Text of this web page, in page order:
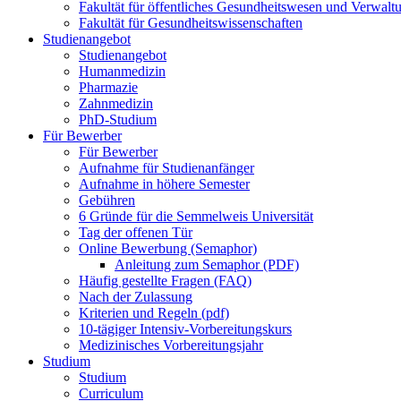
Fakultät für öffentliches Gesundheitswesen und
Fakultät für Gesundheitswissenschaften
Studienangebot
Studienangebot
Humanmedizin
Pharmazie
Zahnmedizin
PhD-Studium
Für Bewerber
Für Bewerber
Aufnahme für Studienanfänger
Aufnahme in höhere Semester
Gebühren
6 Gründe für die Semmelweis Universität
Tag der offenen Tür
Online Bewerbung (Semaphor)
Anleitung zum Semaphor (PDF)
Häufig gestellte Fragen (FAQ)
Nach der Zulassung
Kriterien und Regeln (pdf)
10-tägiger Intensiv-Vorbereitungskurs
Medizinisches Vorbereitungsjahr
Studium
Studium
Curriculum